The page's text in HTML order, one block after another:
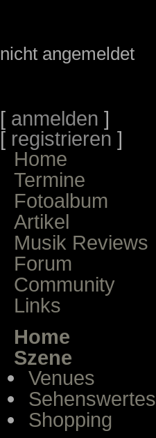
nicht angemeldet
[ anmelden ]
[ registrieren ]
Home
Termine
Fotoalbum
Artikel
Musik Reviews
Forum
Community
Links
Home
Szene
Venues
Sehenswertes
Shopping